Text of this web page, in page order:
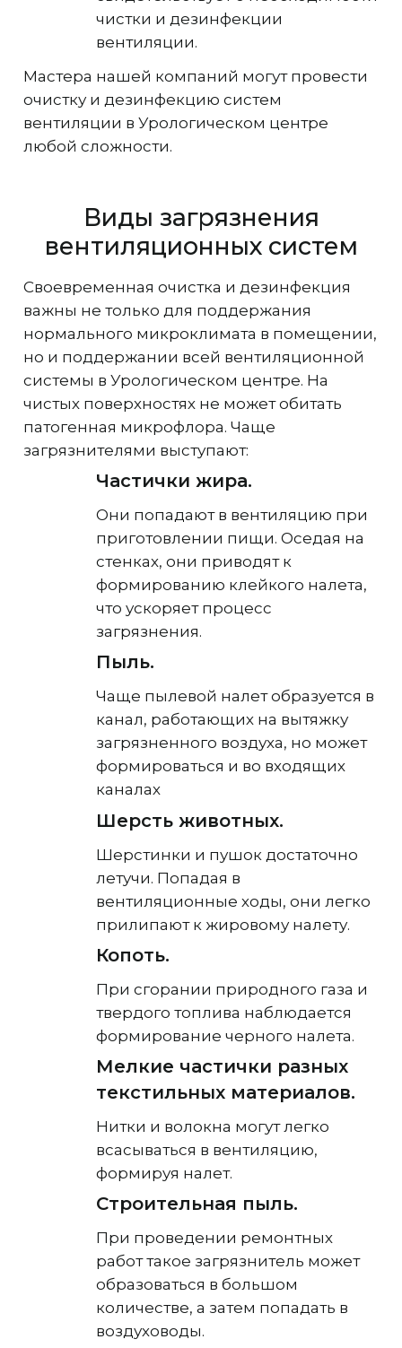
чистки и дезинфекции
вентиляции.
Мастера нашей компаний могут провести
очистку и дезинфекцию систем
вентиляции в Урологическом центре
любой сложности.
Виды загрязнения
вентиляционных систем
Своевременная очистка и дезинфекция
важны не только для поддержания
нормального микроклимата в помещении,
но и поддержании всей вентиляционной
системы в Урологическом центре. На
чистых поверхностях не может обитать
патогенная микрофлора. Чаще
загрязнителями выступают:
Частички жира.
Они попадают в вентиляцию при
приготовлении пищи. Оседая на
стенках, они приводят к
формированию клейкого налета,
что ускоряет процесс
загрязнения.
Пыль.
Чаще пылевой налет образуется в
канал, работающих на вытяжку
загрязненного воздуха, но может
формироваться и во входящих
каналах
Шерсть животных.
Шерстинки и пушок достаточно
летучи. Попадая в
вентиляционные ходы, они легко
прилипают к жировому налету.
Копоть.
При сгорании природного газа и
твердого топлива наблюдается
формирование черного налета.
Мелкие частички разных
текстильных материалов.
Нитки и волокна могут легко
всасываться в вентиляцию,
формируя налет.
Строительная пыль.
При проведении ремонтных
работ такое загрязнитель может
образоваться в большом
количестве, а затем попадать в
воздуховоды.